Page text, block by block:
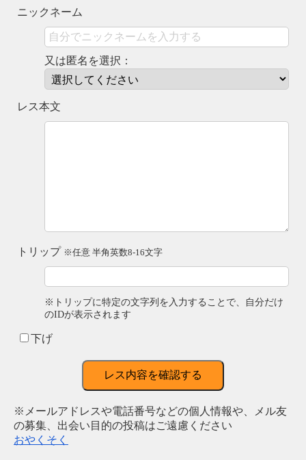
ニックネーム
又は匿名を選択：
レス本文
トリップ ※任意 半角英数8-16文字
※トリップに特定の文字列を入力することで、自分だけ
のIDが表示されます
下げ
レス内容を確認する
※メールアドレスや電話番号などの個人情報や、メル友
の募集、出会い目的の投稿はご遠慮ください
おやくそく